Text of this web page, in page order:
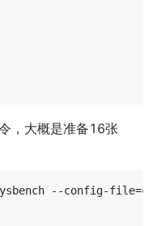
，大概是准备16张
--config-